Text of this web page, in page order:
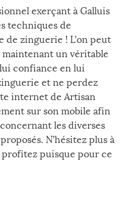
exerçant à Galluis
techniques de
de zinguerie ! L’on peut
maintenant un véritable
confiance en lui
et ne perdez
internet de Artisan
sur son mobile afin
les diverses
N’hésitez plus à
puisque pour ce